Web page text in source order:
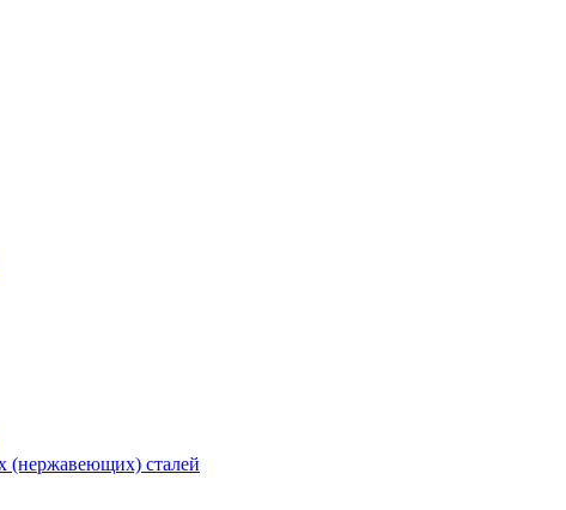
(нержавеющих) сталей